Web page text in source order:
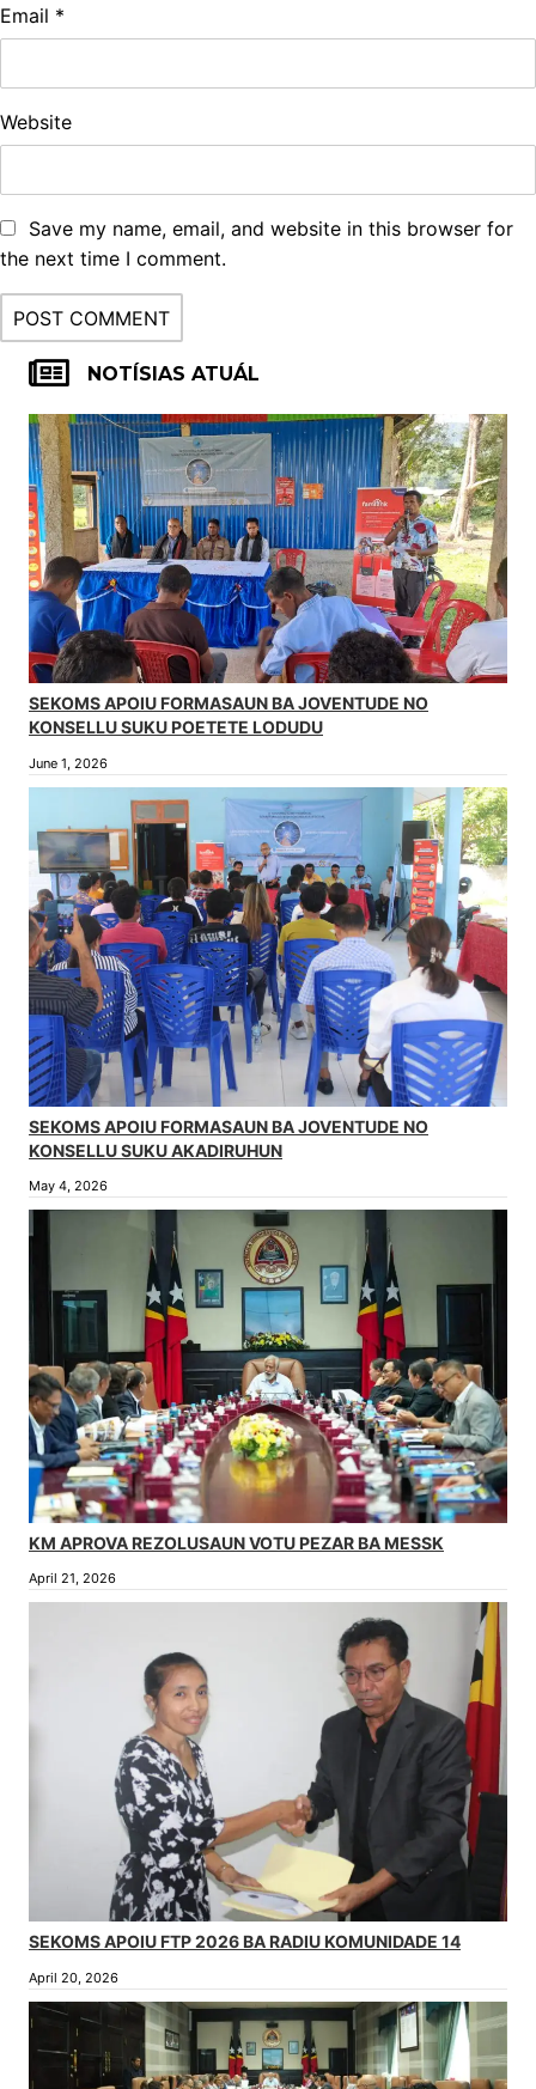
Email *
Website
Save my name, email, and website in this browser for
the next time I comment.
NOTÍSIAS ATUÁL
SEKOMS APOIU FORMASAUN BA JOVENTUDE NO
KONSELLU SUKU POETETE LODUDU
June 1, 2026
SEKOMS APOIU FORMASAUN BA JOVENTUDE NO
KONSELLU SUKU AKADIRUHUN
May 4, 2026
KM APROVA REZOLUSAUN VOTU PEZAR BA MESSK
April 21, 2026
SEKOMS APOIU FTP 2026 BA RADIU KOMUNIDADE 14
April 20, 2026